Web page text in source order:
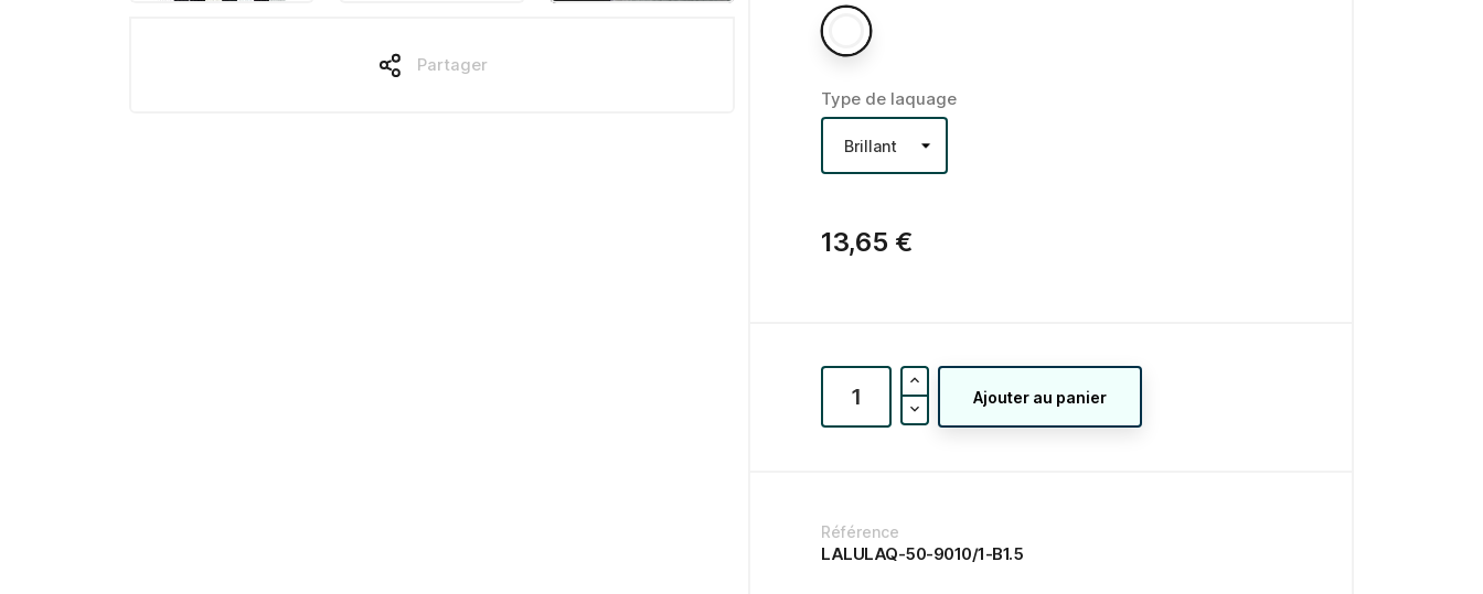
Partager
Type de laquage
13,65 €
Ajouter au panier
Référence
LALULAQ-50-9010/1-B1.5